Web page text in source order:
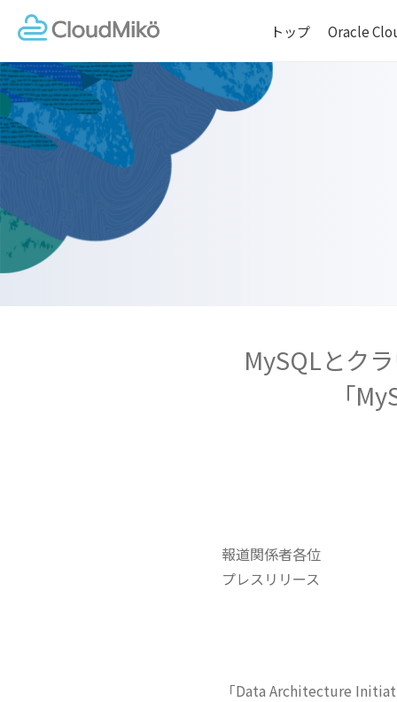
トップ Oracle
MySQLとク
「
報道関係者各位
プレスリリース
「Data Architecture